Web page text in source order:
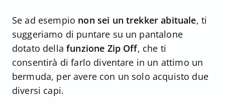
Se ad esempio non sei un trekker abituale, ti
suggeriamo di puntare su un pantalone
dotato dellafunzione Zip Off, che ti
consentirà di farlo diventare in un attimo un
bermuda, per avere con un solo acquisto due
diversi capi.